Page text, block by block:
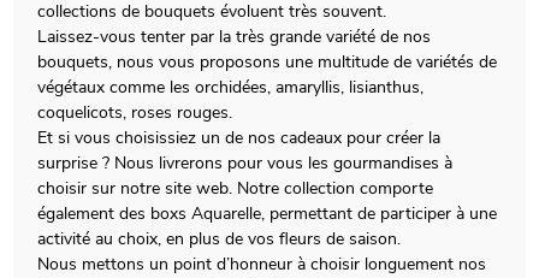
collections de bouquets évoluent très souvent.
Laissez-vous tenter par la très grande variété de nos
bouquets, nous vous proposons une multitude de variétés de
végétaux comme les orchidées, amaryllis, lisianthus,
coquelicots, roses rouges.
Et si vous choisissiez un de nos cadeaux pour créer la
surprise ? Nous livrerons pour vous les gourmandises à
choisir sur notre site web. Notre collection comporte
également des boxs Aquarelle, permettant de participer à une
activité au choix, en plus de vos fleurs de saison.
Nous mettons un point d’honneur à choisir longuement nos